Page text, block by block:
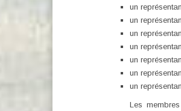
un
un
un
un
un
un
un
Les